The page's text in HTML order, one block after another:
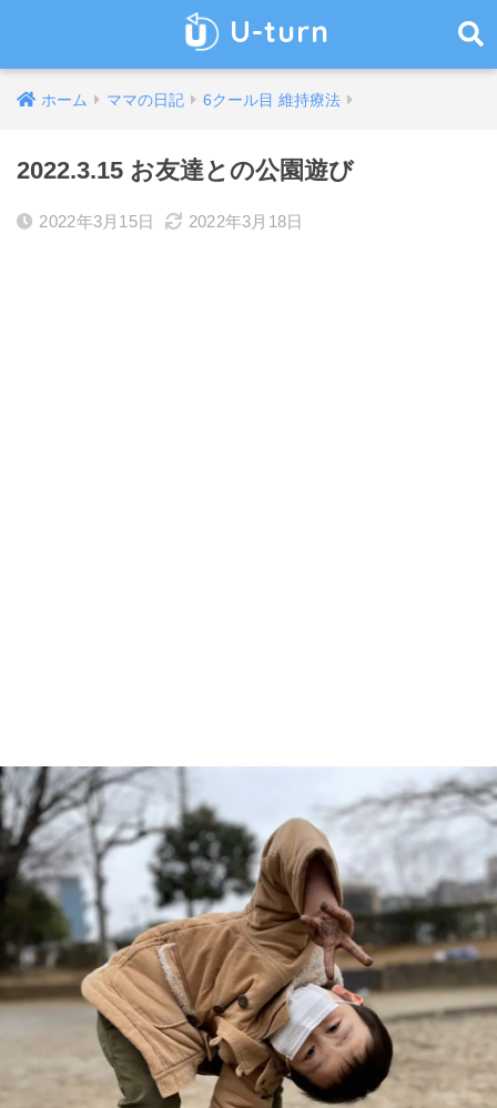
U-turn
ホーム ママの日記 6クール目 維持療法
2022.3.15 お友達との公園遊び
2022年3月15日 2022年3月18日